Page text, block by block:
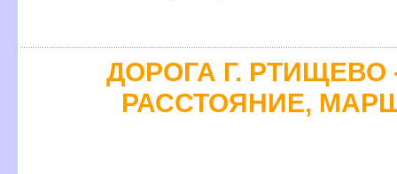
ДОРОГА Г. РТИЩЕВО
РАССТОЯНИЕ,